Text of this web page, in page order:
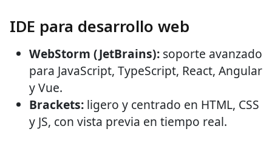
IDE para desarrollo web
WebStorm (JetBrains): soporte avanzado
para JavaScript, TypeScript, React, Angular
y Vue.
Brackets: ligero y centrado en HTML, CSS
y JS, con vista previa en tiempo real.